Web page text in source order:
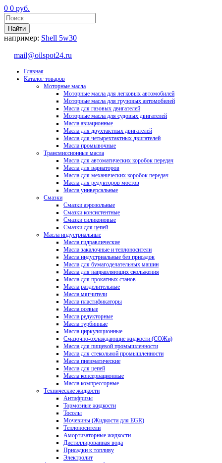
0 0 руб.
например: Shell 5w30
mail@oilspot24.ru
Главная
Каталог товаров
Моторные масла
Моторные масла для легковых автомобилей
Моторные масла для грузовых автомобилей
Масла для газовых двигателей
Моторные масла для судовых двигателей
Масла авиационные
Масла для двухтактных двигателей
Масла для четырехтактных двигателей
Масла промывочные
Трансмиссионные масла
Масла для автоматических коробок передач
Масла для вариаторов
Масла для механических коробок передач
Масла для редукторов мостов
Масла универсальные
Cмазки
Смазки аэрозольные
Смазки консистентные
Смазки силиконовые
Смазки для цепей
Масла индустриальные
Масла гидравлические
Масла закалочные и теплоносители
Масла индустриальные без присадок
Масла для бумагоделательных машин
Масла для направляющих скольжения
Масла для прокатных станов
Масла разделительные
Масла мягчители
Масла пластификаторы
Масла осевые
Масла редукторные
Масла турбинные
Масла циркуляционные
Смазочно-охлаждающие жидкости (СОЖи)
Масла для пищевой промышленности
Масла для стекольной промышленности
Масла пневматические
Масла для цепей
Масла консервационные
Масла компрессорные
Технические жидкости
Антифризы
Тормозные жидкости
Тосолы
Мочевины (Жидкости для EGR)
Теплоносители
Амортизаторные жидкости
Дистиллированная вода
Присадки к топливу
Электролит